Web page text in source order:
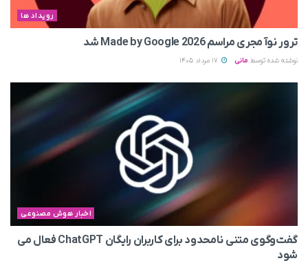
رویداد ها
ترور نوآ مجری مراسم Made by Google 2026 شد
نوشته شده توسط مانی
اخبار هوش مصنوعی
گفت‌وگوی متنی نامحدود برای کاربران رایگان ChatGPT فعال می
شود